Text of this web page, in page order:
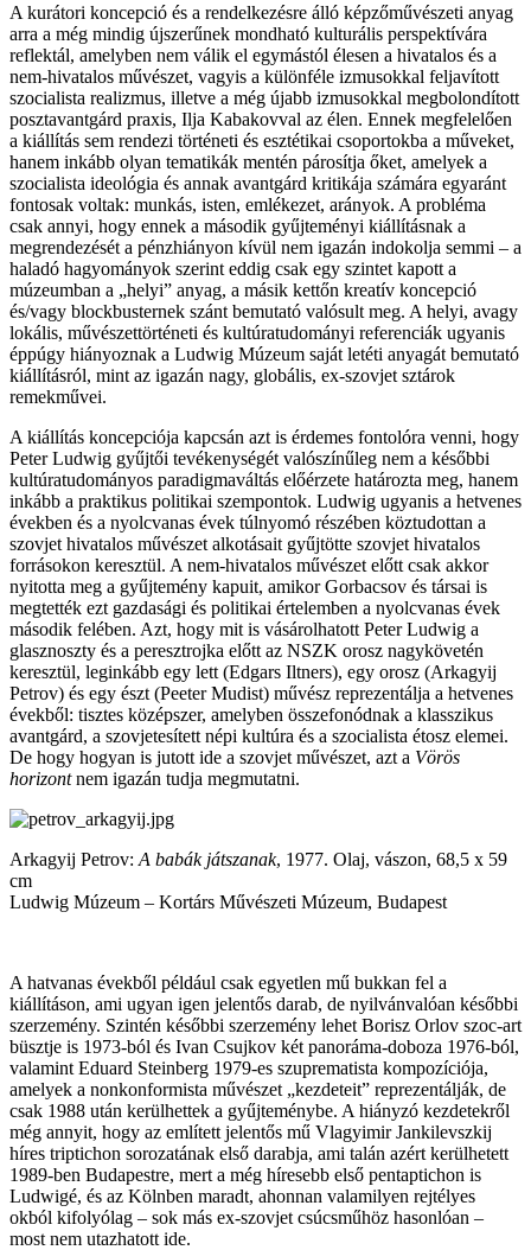
A kurátori koncepció és a rendelkezésre álló képzőművészeti anyag
arra a még mindig újszerűnek mondható kulturális perspektívára
reflektál, amelyben nem válik el egymástól élesen a hivatalos és a
nem-hivatalos művészet, vagyis a különféle izmusokkal feljavított
szocialista realizmus, illetve a még újabb izmusokkal megbolondított
posztavantgárd praxis, Ilja Kabakovval az élen. Ennek megfelelően
a kiállítás sem rendezi történeti és esztétikai csoportokba a műveket,
hanem inkább olyan tematikák mentén párosítja őket, amelyek a
szocialista ideológia és annak avantgárd kritikája számára egyaránt
fontosak voltak: munkás, isten, emlékezet, arányok. A probléma
csak annyi, hogy ennek a második gyűjteményi kiállításnak a
megrendezését a pénzhiányon kívül nem igazán indokolja semmi – a
haladó hagyományok szerint eddig csak egy szintet kapott a
múzeumban a „helyi” anyag, a másik kettőn kreatív koncepció
és/vagy blockbusternek szánt bemutató valósult meg. A helyi, avagy
lokális, művészettörténeti és kultúratudományi referenciák ugyanis
éppúgy hiányoznak a Ludwig Múzeum saját letéti anyagát bemutató
kiállításról, mint az igazán nagy, globális, ex-szovjet sztárok
remekművei.
A kiállítás koncepciója kapcsán azt is érdemes fontolóra venni, hogy
Peter Ludwig gyűjtői tevékenységét valószínűleg nem a későbbi
kultúratudományos paradigmaváltás előérzete határozta meg, hanem
inkább a praktikus politikai szempontok. Ludwig ugyanis a hetvenes
években és a nyolcvanas évek túlnyomó részében köztudottan a
szovjet hivatalos művészet alkotásait gyűjtötte szovjet hivatalos
forrásokon keresztül. A nem-hivatalos művészet előtt csak akkor
nyitotta meg a gyűjtemény kapuit, amikor Gorbacsov és társai is
megtették ezt gazdasági és politikai értelemben a nyolcvanas évek
második felében. Azt, hogy mit is vásárolhatott Peter Ludwig a
glasznoszty és a peresztrojka előtt az NSZK orosz nagykövetén
keresztül, leginkább egy lett (Edgars Iltners), egy orosz (Arkagyij
Petrov) és egy észt (Peeter Mudist) művész reprezentálja a hetvenes
évekből: tisztes középszer, amelyben összefonódnak a klasszikus
avantgárd, a szovjetesített népi kultúra és a szocialista étosz elemei.
De hogy hogyan is jutott ide a szovjet művészet, azt a Vörös
horizontnem igazán tudja megmutatni.
Arkagyij Petrov: A babák játszanak, 1977. Olaj, vászon, 68,5 x 59
cm
Ludwig Múzeum – Kortárs Művészeti Múzeum, Budapest
A hatvanas évekből például csak egyetlen mű bukkan fel a
kiállításon, ami ugyan igen jelentős darab, de nyilvánvalóan későbbi
szerzemény. Szintén későbbi szerzemény lehet Borisz Orlov szoc-art
büsztje is 1973-ból és Ivan Csujkov két panoráma-doboza 1976-ból,
valamint Eduard Steinberg 1979-es szuprematista kompozíciója,
amelyek a nonkonformista művészet „kezdeteit” reprezentálják, de
csak 1988 után kerülhettek a gyűjteménybe. A hiányzó kezdetekről
még annyit, hogy az említett jelentős mű Vlagyimir Jankilevszkij
híres triptichon sorozatának első darabja, ami talán azért kerülhetett
1989-ben Budapestre, mert a még híresebb első pentaptichon is
Ludwigé, és az Kölnben maradt, ahonnan valamilyen rejtélyes
okból kifolyólag – sok más ex-szovjet csúcsműhöz hasonlóan –
most nem utazhatott ide.